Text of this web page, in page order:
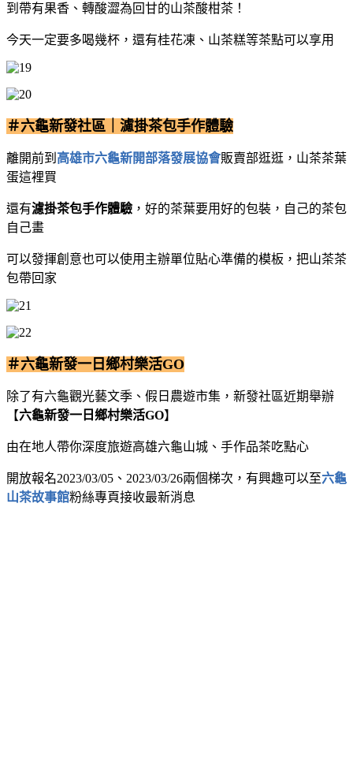
到帶有果香、轉酸澀為回甘的山茶酸柑茶！
今天一定要多喝幾杯，還有桂花凍、山茶糕等茶點可以享用
＃六龜新發社區｜濾掛茶包手作體驗
離開前到 高雄市六龜新開部落發展協會販賣部逛逛，山茶茶葉
蛋這裡買
還有濾掛茶包手作體驗 ，好的茶葉要用好的包裝，自己的茶包
自己畫
可以發揮創意也可以使用主辦單位貼心準備的模板，把山茶茶
包帶回家
＃六龜新發一日鄉村樂活GO
除了有六龜觀光藝文季、假日農遊市集，新發社區近期舉辦
【六龜新發一日鄉村樂活GO】
由在地人帶你深度旅遊高雄六龜山城、手作品茶吃點心
開放報名2023/03/05、2023/03/26兩個梯次，有興趣可以至六龜
山茶故事館粉絲專頁接收最新消息